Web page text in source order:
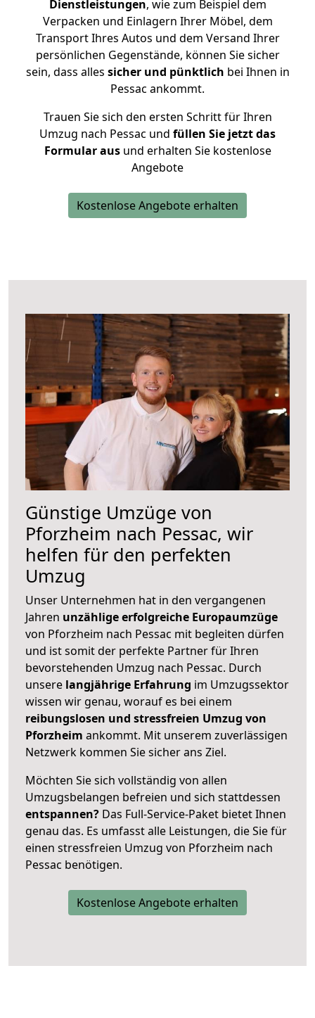
Dienstleistungen, wie zum Beispiel dem
Verpacken und Einlagern Ihrer Möbel, dem
Transport Ihres Autos und dem Versand Ihrer
persönlichen Gegenstände, können Sie sicher
sein, dass alles sicher und pünktlich bei Ihnen in
Pessac ankommt.
Trauen Sie sich den ersten Schritt für Ihren
Umzug nach Pessac und füllen Sie jetzt das
Formular ausund erhalten Sie kostenlose
Angebote
Kostenlose Angebote erhalten
Günstige Umzüge von
Pforzheim nach Pessac, wir
helfen für den perfekten
Umzug
Unser Unternehmen hat in den vergangenen
Jahren unzählige erfolgreiche Europaumzüge
von Pforzheim nach Pessac mit begleiten dürfen
und ist somit der perfekte Partner für Ihren
bevorstehenden Umzug nach Pessac. Durch
unsere langjährige Erfahrung im Umzugssektor
wissen wir genau, worauf es bei einem
reibungslosen und stressfreien Umzug von
Pforzheim ankommt. Mit unserem zuverlässigen
Netzwerk kommen Sie sicher ans Ziel.
Möchten Sie sich vollständig von allen
Umzugsbelangen befreien und sich stattdessen
entspannen? Das Full-Service-Paket bietet Ihnen
genau das. Es umfasst alle Leistungen, die Sie für
einen stressfreien Umzug von Pforzheim nach
Pessac benötigen.
Kostenlose Angebote erhalten